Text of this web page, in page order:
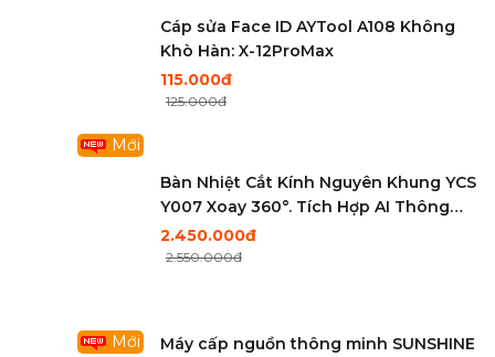
Cáp sửa Face ID AYTool A108 Không
Khò Hàn: X-12ProMax
115.000đ
125.000đ
Mới
Bàn Nhiệt Cắt Kính Nguyên Khung YCS
Y007 Xoay 360°. Tích Hợp AI Thông
Mình . Hút Điện Tử Cực Khỏe
2.450.000đ
2.550.000đ
Mới
Máy cấp nguồn thông minh SUNSHINE